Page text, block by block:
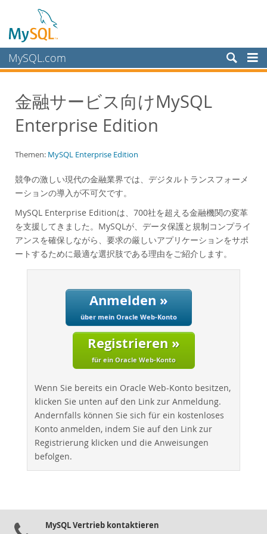
MySQL.com
Schulung, Beratung, Support
Partner
White Papers
Videos
Case Studies
Books
Performance
Downloads
Dokumentation
Entwickler-Bereich
金融サービス向けMySQL
Enterprise Edition
Themen: MySQL Enterprise Edition
競争の激しい現代の金融業界では、デジタルトランスフォーメ
ーションの導入が不可欠です。
MySQL Enterprise Editionは、700社を超える金融機関の変革
を支援してきました。MySQLが、データ保護と規制コンプライ
アンスを確保しながら、要求の厳しいアプリケーションをサポ
ートするために最適な選択肢である理由をご紹介します。
Anmelden »
über mein Oracle Web-Konto
Registrieren »
für ein Oracle Web-Konto
Wenn Sie bereits ein Oracle Web-Konto besitzen,
klicken Sie unten auf den Link zur Anmeldung.
Andernfalls können Sie sich für ein kostenloses
Konto anmelden, indem Sie auf den Link zur
Registrierung klicken und die Anweisungen
befolgen.
MySQL Vertrieb kontaktieren